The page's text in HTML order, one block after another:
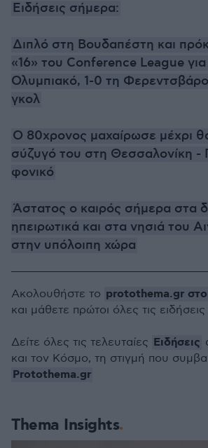
Ειδήσεις σήμερα:
Διπλό στη Βουδαπέστη και
«16» του Conference League
Ολυμπιακό, 1-0 τη
γκολ
Ο 80χρονος μαχαίρωσε μέχρι
σύζυγό του στη Θεσσαλονίκη -
φονικό
Άστατος ο καιρός σήμερα στα
ηπειρωτικά και στα νησιά του
στην υπόλοιπη χώρα
Thema Insights
Ακολουθήστε το protothema.gr
και μάθετε πρώτοι όλες τις ειδήσεις
Δείτε όλες τις τελευταίες Ειδήσεις
και τον Κόσμο, τη στιγμή που
Protothema.gr